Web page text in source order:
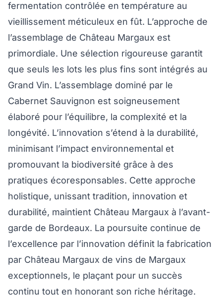
fermentation contrôlée en température au
vieillissement méticuleux en fût. L’approche de
l’assemblage de Château Margaux est
primordiale. Une sélection rigoureuse garantit
que seuls les lots les plus fins sont intégrés au
Grand Vin. L’assemblage dominé par le
Cabernet Sauvignon est soigneusement
élaboré pour l’équilibre, la complexité et la
longévité. L’innovation s’étend à la durabilité,
minimisant l’impact environnemental et
promouvant la biodiversité grâce à des
pratiques écoresponsables. Cette approche
holistique, unissant tradition, innovation et
durabilité, maintient Château Margaux à l’avant-
garde de Bordeaux. La poursuite continue de
l’excellence par l’innovation définit la fabrication
par Château Margaux de vins de Margaux
exceptionnels, le plaçant pour un succès
continu tout en honorant son riche héritage.